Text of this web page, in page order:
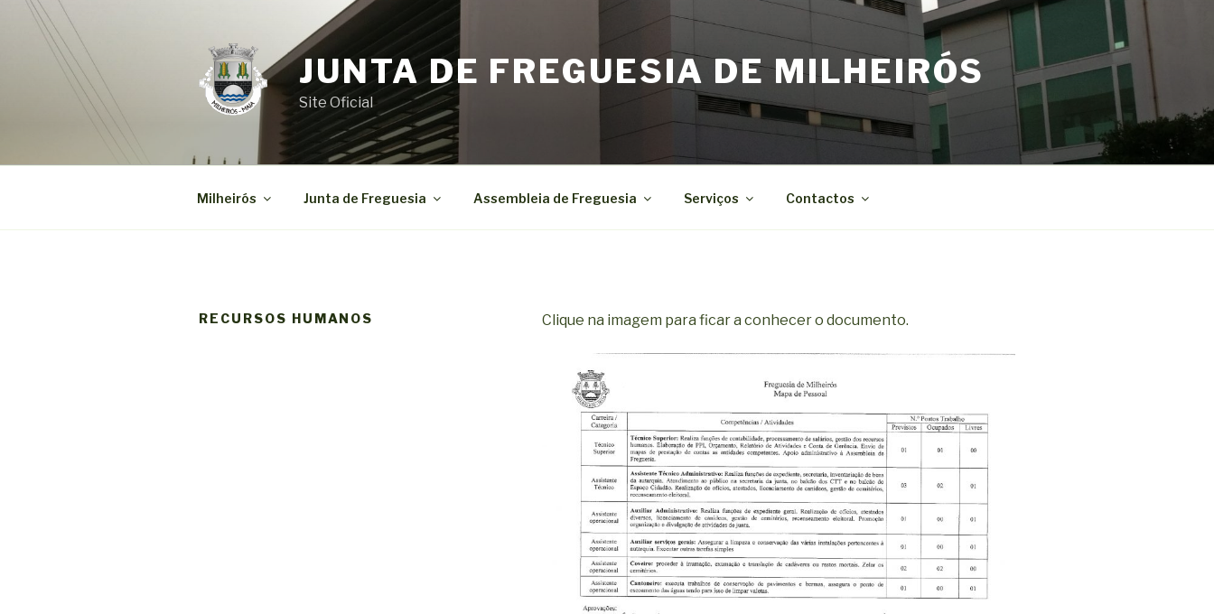
Saltar
JUNTA DE FREGUESIA DE MILHEIRÓS
Site Oficial
Milheirós Junta de Freguesia Assembleia de Freguesia Serviços Contactos
RECURSOS HUMANOS Clique na imagem para ficar a conhecer o documento.